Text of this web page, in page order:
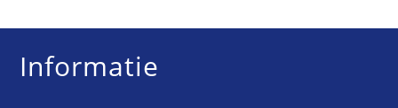
Informatie